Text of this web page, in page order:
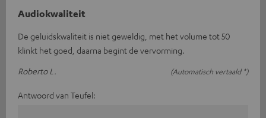
Audiokwaliteit
De geluidskwaliteit is niet geweldig, met het volume tot 50
klinkt het goed, daarna begint de vervorming.
Roberto L.
(Automatisch vertaald *)
Antwoord van Teufel: